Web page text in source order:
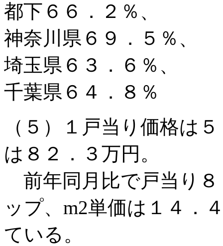
都下６６．２％、
神奈川県６９．５％、
埼玉県６３．６％、
千葉県６４．８％
（５）１戸当り価格は
は８２．３万円。
前年同月比で戸当り８
ップ、m2単価は１４．
ている。